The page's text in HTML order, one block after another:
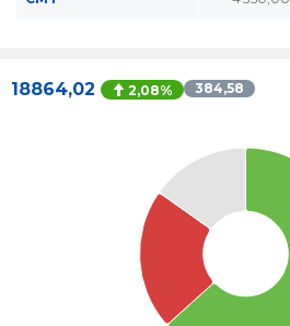
18864,02 2,08% 384,58